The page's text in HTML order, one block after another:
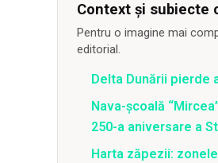
Context și subiecte
Pentru o imagine mai
editorial.
Delta Dunării pierde
Nava-școală
250-a aniversare a
Harta zăpezii: